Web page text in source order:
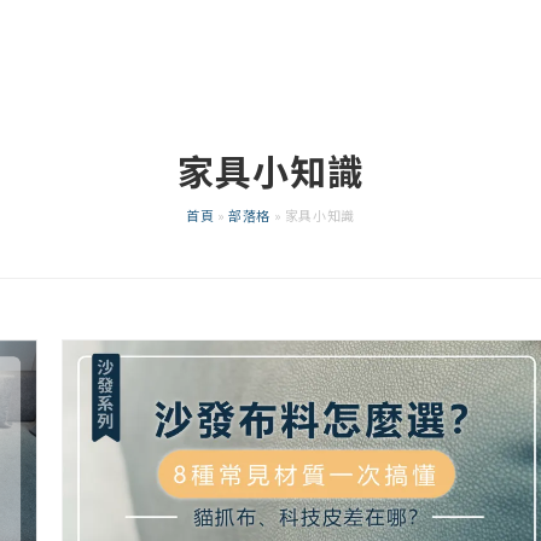
家具小知識
首頁 »部落格 » 家具小知識